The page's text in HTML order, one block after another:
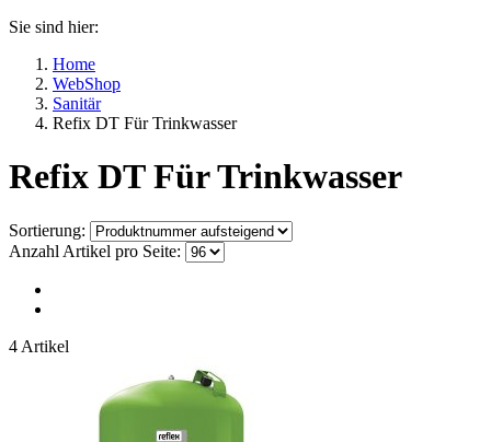
Sie sind hier:
Home
WebShop
Sanitär
Refix DT Für Trinkwasser
Refix DT Für Trinkwasser
Sortierung:
Anzahl Artikel pro Seite:
4 Artikel